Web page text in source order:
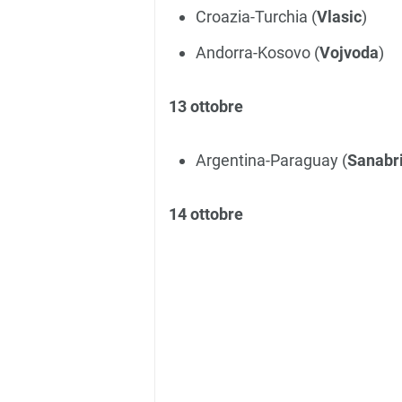
Croazia-Turchia (Vlasic)
Andorra-Kosovo (Vojvoda)
13 ottobre
Argentina-Paraguay (
14 ottobre